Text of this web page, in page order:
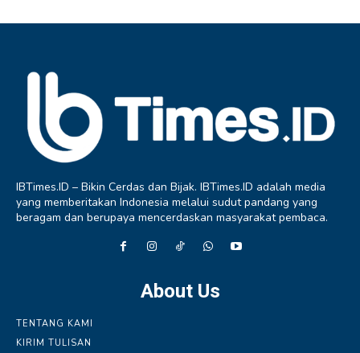
IBTimes.ID – Bikin Cerdas dan Bijak. IBTimes.ID adalah media
yang memberitakan Indonesia melalui sudut pandang yang
beragam dan berupaya mencerdaskan masyarakat pembaca.
About Us
TENTANG KAMI
KIRIM TULISAN